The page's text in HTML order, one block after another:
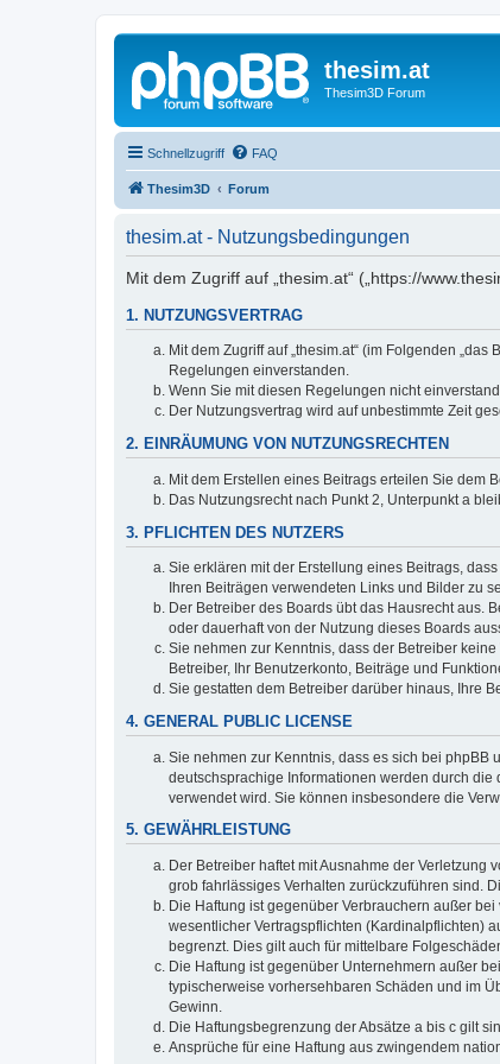
thesim.at
Thesim3D Forum
Schnellzugriff FAQ
Thesim3D Forum
thesim.at - Nutzungsbedingungen
Mit dem Zugriff auf „thesim.at“ („https://
1. NUTZUNGSVERTRAG
Mit dem Zugriff auf „thesim.at“ (im Folgenden
Regelungen einverstanden.
Wenn Sie mit diesen Regelungen nicht
Der Nutzungsvertrag wird auf unbestimmte Zeit
2. EINRÄUMUNG VON NUTZUNGSRECHTEN
Mit dem Erstellen eines Beitrags erteilen Sie dem
Das Nutzungsrecht nach Punkt 2, Unterpunkt a
3. PFLICHTEN DES NUTZERS
Sie erklären mit der Erstellung eines Beitrags,
Ihren Beiträgen verwendeten Links und Bilder zu
Der Betreiber des Boards übt das Hausrecht aus.
oder dauerhaft von der Nutzung dieses Boards
Sie nehmen zur Kenntnis, dass der Betreiber
Betreiber, Ihr Benutzerkonto, Beiträge und
Sie gestatten dem Betreiber darüber hinaus, Ihre
4. GENERAL PUBLIC LICENSE
Sie nehmen zur Kenntnis, dass es sich bei phpBB
deutschsprachige Informationen werden durch
verwendet wird. Sie können insbesondere die
5. GEWÄHRLEISTUNG
Der Betreiber haftet mit Ausnahme der
grob fahrlässiges Verhalten zurückzuführen sind.
Die Haftung ist gegenüber Verbrauchern außer
wesentlicher Vertragspflichten (Kardinalpflichten)
begrenzt. Dies gilt auch für mittelbare
Die Haftung ist gegenüber Unternehmern außer
typischerweise vorhersehbaren Schäden und im
Gewinn.
Die Haftungsbegrenzung der Absätze a bis c gilt
Ansprüche für eine Haftung aus zwingendem